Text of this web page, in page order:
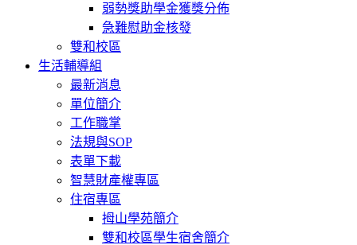
弱勢獎助學金獲獎分佈
急難慰助金核發
雙和校區
生活輔導組
最新消息
單位簡介
工作職掌
法規與SOP
表單下載
智慧財產權專區
住宿專區
拇山學苑簡介
雙和校區學生宿舍簡介